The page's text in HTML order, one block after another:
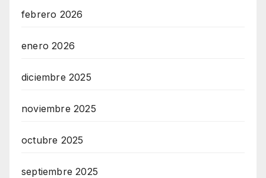
febrero 2026
enero 2026
diciembre 2025
noviembre 2025
octubre 2025
septiembre 2025